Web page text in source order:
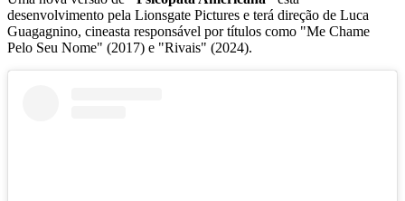
desenvolvimento pela Lionsgate Pictures e terá direção de Luca
Guagagnino, cineasta responsável por títulos como "Me Chame
Pelo Seu Nome" (2017) e "Rivais" (2024).